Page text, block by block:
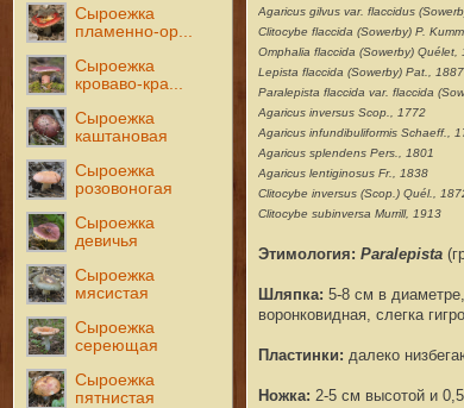
Сыроежка
пламенно-ор...
Сыроежка
кроваво-кра...
Сыроежка
каштановая
Сыроежка
розовоногая
Сыроежка
девичья
Сыроежка
мясистая
Сыроежка
сереющая
Сыроежка
пятнистая
Agaricus gilvus var. flaccidus
Clitocybe flaccida (Sowerby) P.
Omphalia flaccida (Sowerby) Quélet,
Lepista flaccida (Sowerby) Pat., 1887
Paralepista flaccida var. flaccida
Agaricus inversus Scop., 1772
Agaricus infundibuliformis Schaeff.,
Agaricus splendens Pers., 1801
Agaricus lentiginosus Fr., 1838
Clitocybe inversus (Scop.) Quél.,
Clitocybe subinversa Murrill, 1913
Этимология: Paralepista (
Шляпка: 5-8 см в
воронковидная, слегка
Пластинки: далеко
Ножка: 2-5 см высотой и